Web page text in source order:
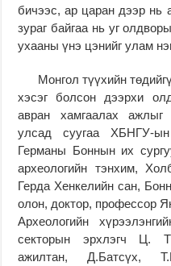
бичээс, ар царан дээр нь
зураг байгаа нь уг
ухааны үнэ цэнийг улам
Монгол түүхийн
хэсэг болсон дээрхи
авран хамгаалах ажлыг
улсад суугаа ХБНГУ-
Германы Боннын их
археологийн тэнхим,
Герда Хенкелийн сан,
олон, доктор, профессор
Археологийн
секторын эрхлэгч Ц.
ажилтан, Д.Батсүх,